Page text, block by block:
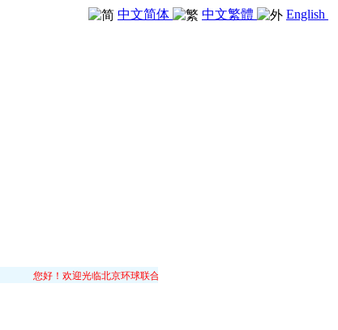
中文简体 中文繁體 English
您好！欢迎光临北京环球联合机电设备有限公司！我公司以“传承卓越，